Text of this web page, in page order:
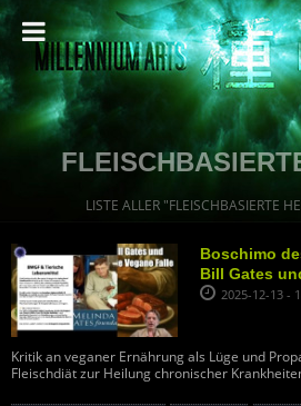
LISTE ALLER "FLEISCHBASIERTE
Boschimo
Bill Gates
2025-12-13 -
Kritik an veganer Ernährung als Lüge und
Fleischdiät zur Heilung chronischer